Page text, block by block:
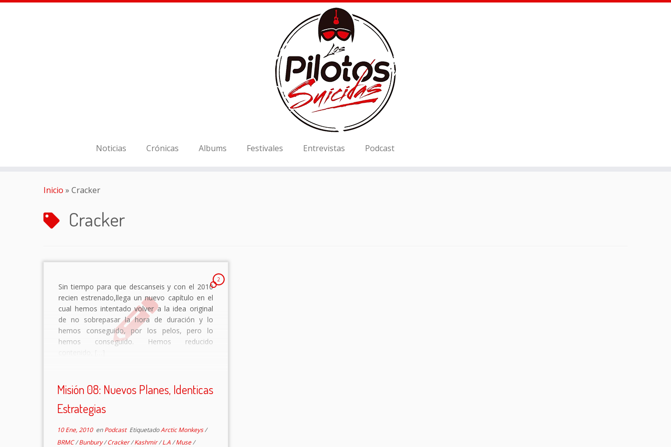
Noticias Crónicas Albums Festivales Entrevistas Podcast
Inicio » Cracker
Cracker
2
Sin tiempo para que descanseis y con el 2010
recien estrenado,llega un nuevo capítulo en el
cual hemos intentado volver a la idea original
de no sobrepasar la hora de duración y lo
hemos conseguido, por los pelos, pero lo
hemos conseguido. Hemos reducido
Misión 08: Nuevos Planes, Identicas
Estrategias
10 Ene, 2010enPodcast EtiquetadoArctic Monkeys/
BRMC/Bunbury/Cracker/Kashmir/L.A/Muse/